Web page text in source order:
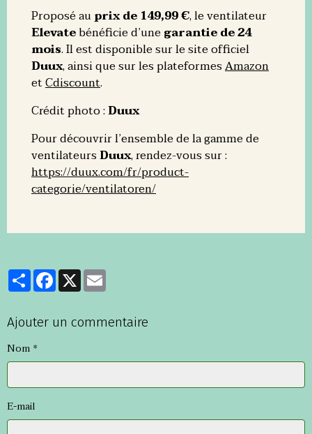
Proposé auprix de 149,99 €, le ventilateur
Elevatebénéficie d’unegarantie de 24
mois. Il est disponible sur le site officiel
Duux, ainsi que sur les plateformesAmazon
etCdiscount.
Crédit photo :Duux
Pour découvrir l’ensemble de la gamme de
ventilateursDuux, rendez-vous sur :
https://duux.com/fr/product-
categorie/ventilatoren/
PartagerFacebook
X
Ajouter un commentaire
Nom
E-mail